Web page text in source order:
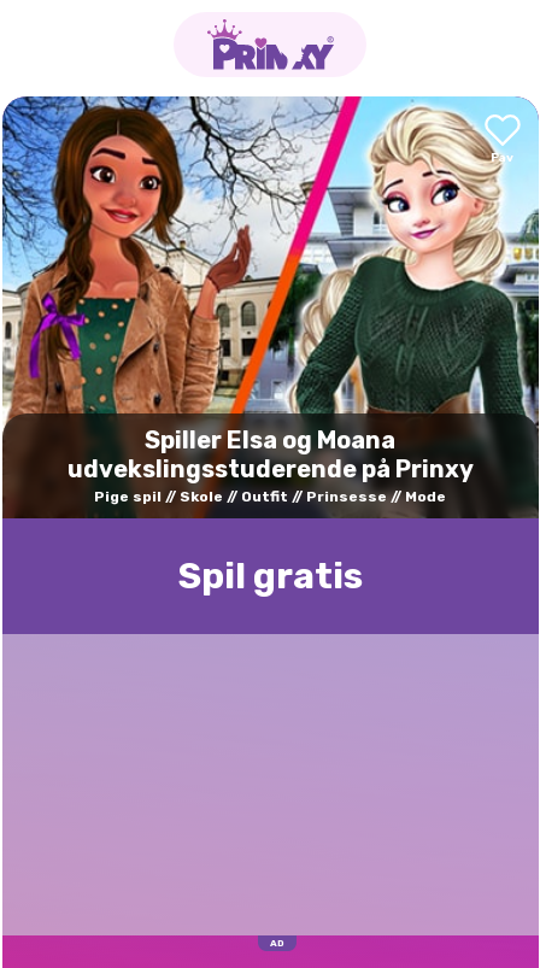
Spiller Elsa og Moana
udvekslingsstuderende på Prinxy
Pige spil Skole Outfit Prinsesse Mode
Spil gratis